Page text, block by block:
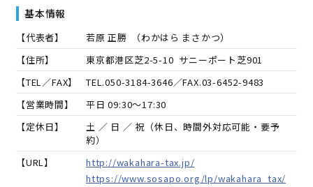
基本情報
【代表者】 若原 正勝 （わかはら まさかつ）
【住所】
東京都港区芝2-5-10 サニーポート芝901
【TEL／FAX】
TEL.050-3184-3646／FAX.03-6452-9483
【営業時間】
平日 09:30～17:30
【定休日】
土 ／ 日 ／ 祝（休日、時間外対応可能・要予
約）
【URL】
http://wakahara-tax.jp/
https://www.sosapo.org/lp/wakahara_tax/